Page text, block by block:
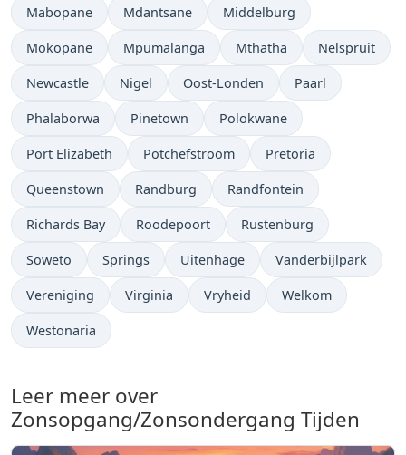
Mabopane Mdantsane Middelburg
Mokopane Mpumalanga Mthatha Nelspruit
Newcastle Nigel Oost-Londen Paarl
Phalaborwa Pinetown Polokwane
Port Elizabeth Potchefstroom Pretoria
Queenstown Randburg Randfontein
Richards Bay Roodepoort Rustenburg
Soweto Springs Uitenhage Vanderbijlpark
Vereniging Virginia Vryheid Welkom
Westonaria
Leer meer over
Zonsopgang/Zonsondergang Tijden